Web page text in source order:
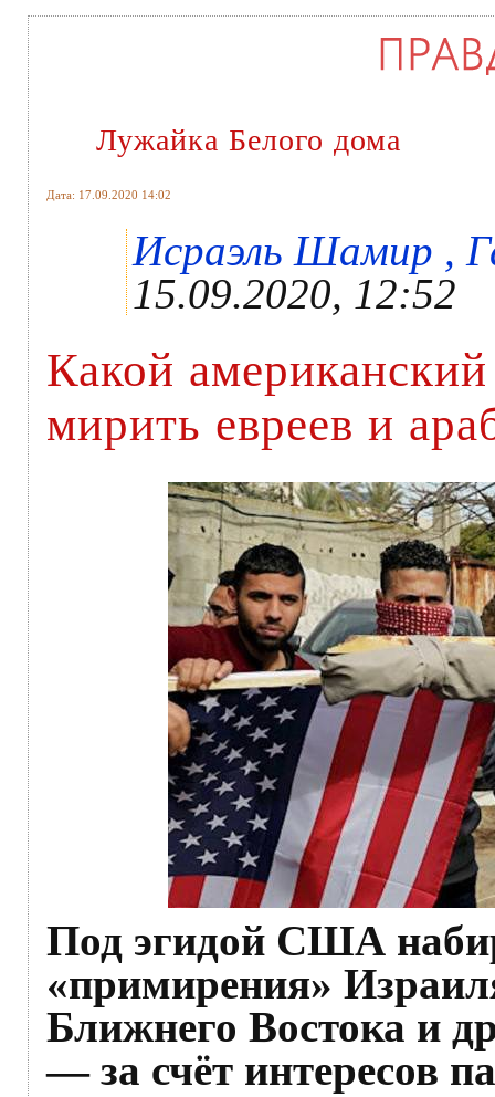
Лужайка Белого дома
Дата: 17.09.2020 14:02
Исраэль Шамир ,
15.09.2020, 12:52
Какой
мирить евреев и
Под эгидой США
«примирения»
Ближнего Востока и
— за счёт интересов